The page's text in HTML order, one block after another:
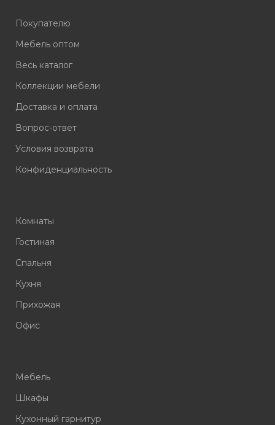
Покупателю
Мебель оптом
Весь каталог
Коллекции мебели
Доставка и оплата
Вопрос-ответ
Условия возврата
Конфиденциальность
Комнаты
Гостиная
Спальня
Кухня
Прихожая
Офис
Мебель
Шкафы
Кухонный гарнитур